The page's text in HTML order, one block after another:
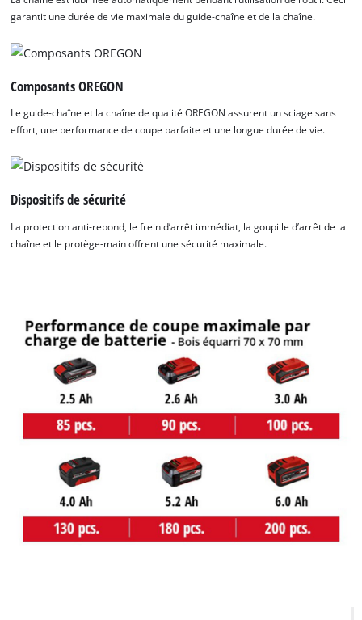
Nous avons besoin de ton accord pour
pouvoir charger Google Maps !
This content is not permitted to load due
to trackers that are not disclosed to the
visitor. The website owner needs to setup
the site with their CMP to add this content
to the list of technologies used.
Powered byUsercentrics Consent
Management Platform
garantit une durée de vie maximale du guide-chaîne et de la chaîne.
Composants OREGON
Le guide-chaîne et la chaîne de qualité OREGON assurent un sciage sans
effort, une performance de coupe parfaite et une longue durée de vie.
Dispositifs de sécurité
La protection anti-rebond, le frein d’arrêt immédiat, la goupille d’arrêt de la
chaîne et le protège-main offrent une sécurité maximale.